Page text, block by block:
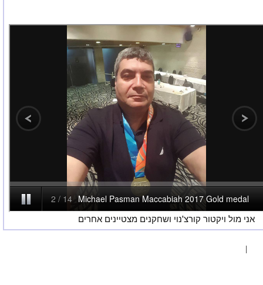
מול ויקטור קורצ'נוי ושחקנים מצטיינים אחרים
|